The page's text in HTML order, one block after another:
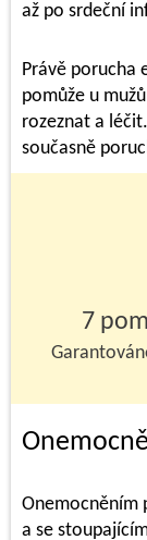
až po srdeční
Právě porucha
pomůže u
rozeznat a
současně
7
Onemocněním
a se